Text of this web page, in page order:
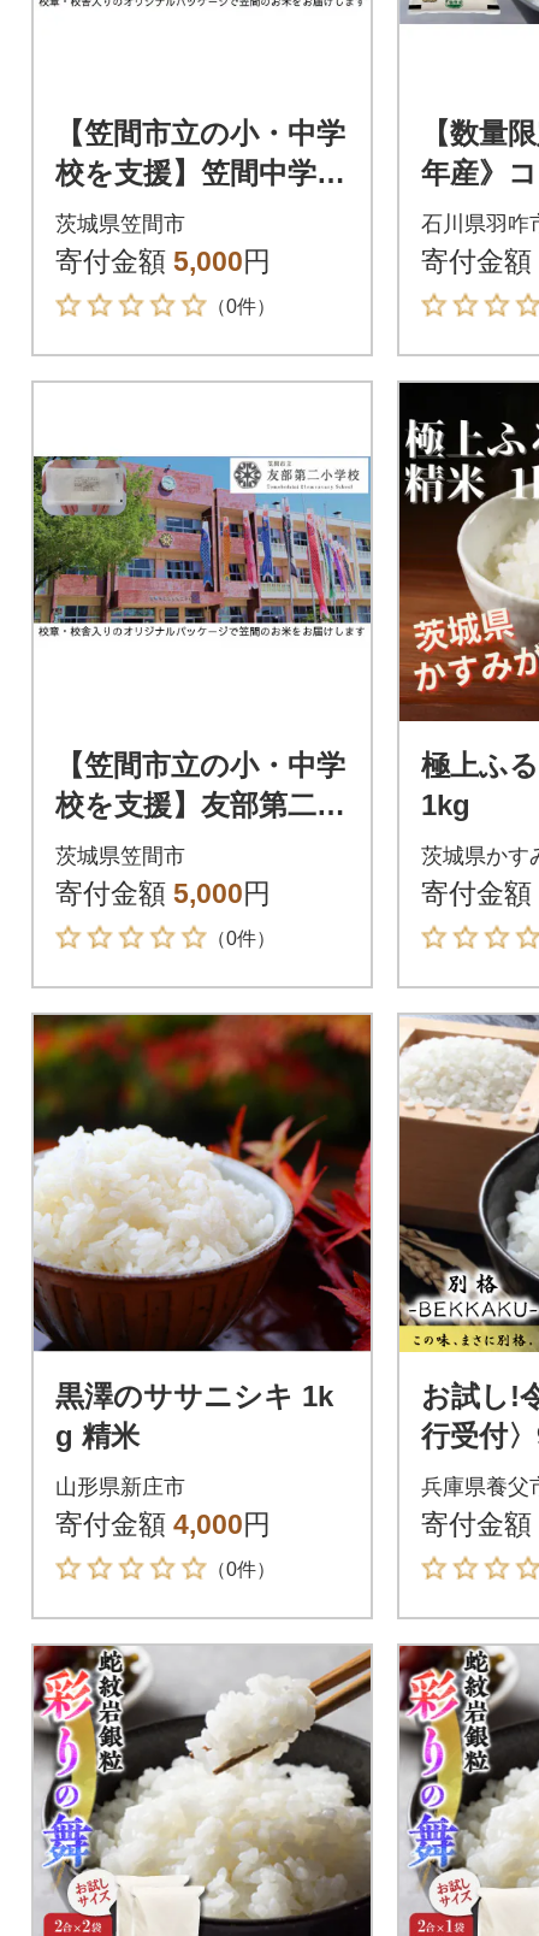
【笠間市立の小・中学
校を支援】笠間中学
校 学校の校章入り!
真空パックコシヒカ
リ(精米)1合
茨城県笠間市
寄付金額 5,000円
（0件）
【数量
年産》
と米 精
石川県羽咋
寄付金額
【笠間市立の小・中学
校を支援】友部第二小
学校 学校の校章入
り!真空パックコシヒ
カリ(精米)1合
茨城県笠間市
寄付金額 5,000円
（0件）
極上ふ
1kg
茨城県かす
寄付金額
黒澤のササニシキ 1k
g 精米
山形県新庄市
寄付金額 4,000円
（0件）
お試し!
行受付
発送【
ド 別格
×1袋)
兵庫県養父
寄付金額